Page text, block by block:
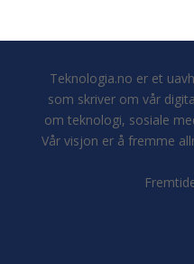
Teknologia.no er et
som skriver om vår
om teknologi, sosiale
Vår visjon er å fremme